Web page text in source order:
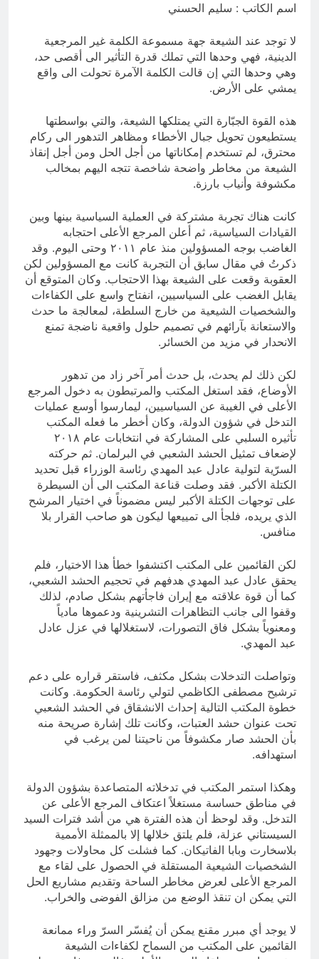
الكاتبان باقر الزبيدي ورياض سعد يحذران
من الجولاني (ح 1) (وإذا كنت فيهم فأقمت
لهم الصلاة فلتقم طائفة منهم معك
وليأخذوا أٍسلحتهم)
15 ساعة Ago
اسم الكاتب : سليم الحسني
لا توجد عند الشيعة جهة مسموعة الكلمة غير المرجعية
الدينية، فهي وحدها التي تملك قدرة التأثير الى أقصى حد،
وهي وحدها التي إن قالت الكلمة الآمرة تحولت الى واقع
يمشي على الأرض.
هذه القوة الجبّارة التي يمتلكها الشيعة، والتي بواسطتها
يستطيعون تحويل جبال الأخطاء ومظاهر التدهور الى ركام
محترق، لم تستخدم إمكاناتها من أجل الحل ومن أجل إنقاذ
الشيعة من مخاطر واضحة شاخصة تتجه اليهم بمخالب
مكشوفة وأنياب بارزة.
كانت هناك تجربة مشتركة في العملية السياسية بينها وبين
القيادات السياسية، ثم أعلن المرجع الأعلى احتجابه
الغاضب بوجه المسؤولين منذ عام ٢٠١١ وحتى اليوم. وقد
ذكرتُ في مقال سابق أن التجربة كانت مع المسؤولين لكن
العقوبة وقعت على الشيعة بهذا الاحتجاب. وكان المتوقع أن
يقابل الغضب على السياسيين، انفتاح واسع على الكفاءات
والشخصيات الشيعية من خارج السلطة، لمعالجة ما حدث
والاستعانة بآرائهم في تصميم حلول واقعية ناضجة تمنع
الانحدار في مزيد من الخسائر.
لكن ذلك لم يحدث، بل حدث أمر آخر زاد من تدهور
الأوضاع، فقد استغل المكتب والمرتبطون به دخول المرجع
الأعلى في الغيبة عن السياسيين، ليمارسوا أوسع عمليات
التدخل في شؤون الدولة، وكان أخطر ما فعله المكتب
تأثيره السلبي على المشاركة في انتخابات عام ٢٠١٨
لإضعاف تمثيل الحشد الشعبي في البرلمان. ثم حركته
السرّية لتولية عادل عبد المهدي رئاسة الوزراء قبل تحديد
الكتلة الأكبر. فقد وصلت قناعة المكتب الى أن السيطرة
على توجهات الكتلة الأكبر ليس مضموناً في اختيار المرشح
الذي يريده، فلجأ الى تمييعها ليكون هو صاحب القرار بلا
منافس.
لكن القائمين على المكتب اكتشفوا خطأ هذا الاختيار، فلم
يحقق عادل عبد المهدي هدفهم في تحجيم الحشد الشعبي،
كما أن قوة علاقته مع إيران فاجأتهم بشكل صادم، لذلك
وقفوا الى جانب التظاهرات التشرينية ودعموها مادياً
ومعنوياً بشكل فاق التصورات، لاستغلالها في عزل عادل
عبد المهدي.
وتواصلت التدخلات بشكل مكثف، فاستقر قراره على دعم
ترشيح مصطفى الكاظمي لتولي رئاسة الحكومة. وكانت
خطوة المكتب التالية إحداث الانشقاق في الحشد الشعبي
تحت عنوان حشد العتبات، وكانت تلك إشارة صريحة منه
بأن الحشد صار مكشوفاً من ناحيتنا لمن يرغب في
استهدافه.
وهكذا استمر المكتب في تدخلاته المتصاعدة بشؤون الدولة
في مناطق حساسة مستغلاً اعتكاف المرجع الأعلى عن
التدخل. وقد لوحظ أن هذه الفترة هي من أشد فترات السيد
السيستاني عزلة، فلم يلتق خلالها إلا بالممثلة الأممية
بلاسخارت وبابا الفاتيكان. كما فشلت كل محاولات وجهود
الشخصيات الشيعية المستقلة في الحصول على لقاء مع
المرجع الأعلى لعرض مخاطر الساحة وتقديم مشاريع الحل
التي يمكن ان تنقذ الوضع من مزالق الفوضى والخراب.
لا يوجد أي مبرر مقنع يمكن أن يُفسّر السرّ وراء ممانعة
القائمين على المكتب من السماح لكفاءات الشيعة